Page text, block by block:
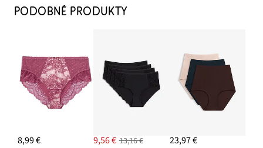
PODOBNÉ PRODUKTY
8,99 € 9,56 € 13,16 € 23,97 €